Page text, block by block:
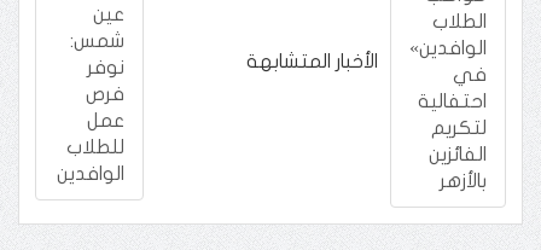
الطلاب
الوافدين»
في
احتفالية
لتكريم
الفائزين
بالأزهر
الأخبار المتشابهة
عين
شمس:
نوفر
فرص
عمل
للطلاب
الوافدين